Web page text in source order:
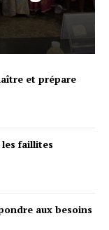
et prépare
faillites
aux besoins